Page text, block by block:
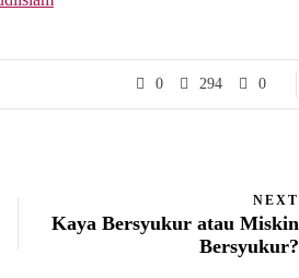
0 294 0
NEXT
Kaya Bersyukur atau Miskin
Bersyukur?